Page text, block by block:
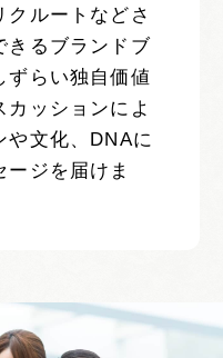
クルートなどさ
きるブランドブ
ずらい独自価値
カッションによ
や文化、DNAに
ジを届けま